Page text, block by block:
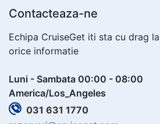
Contacteaza-ne
Echipa CruiseGet iti sta cu drag
orice informatie
Luni - Sambata 00:00 - 08:00
America/Los_Angeles
031 631 1770